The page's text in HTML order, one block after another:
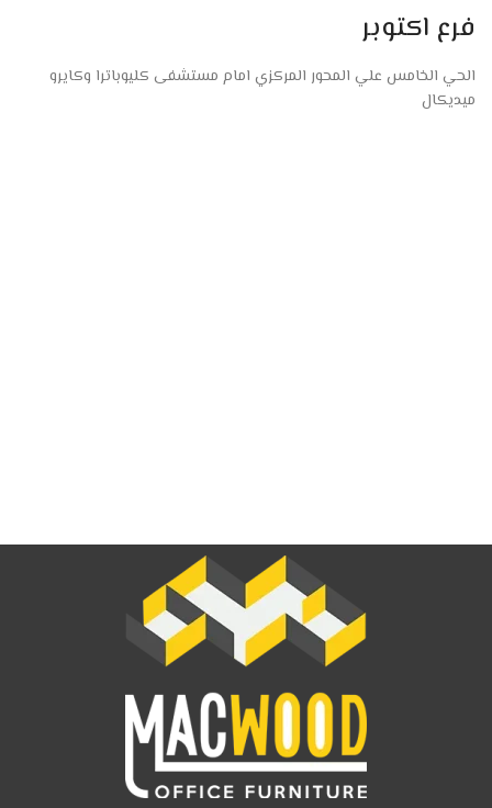
فرع اكتوبر
الحي الخامس علي المحور المركزي امام مستشفى كليوباترا وكايرو
ميديكال